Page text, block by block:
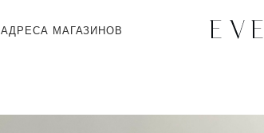
АДРЕСА МАГАЗИНОВ